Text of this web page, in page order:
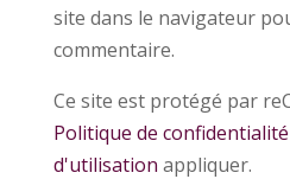
site dans le navigateur
commentaire.
Ce site est protégé par
Politique de confidentialité
d'utilisation appliquer.